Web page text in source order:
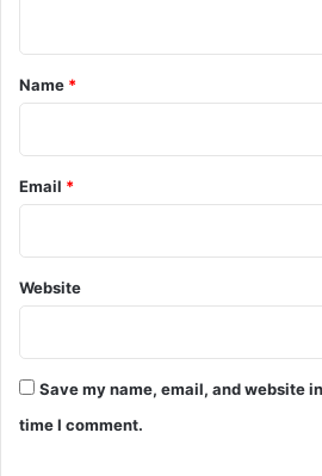
*
Name *
Email *
Website
Save my name, email, and website
time I comment.